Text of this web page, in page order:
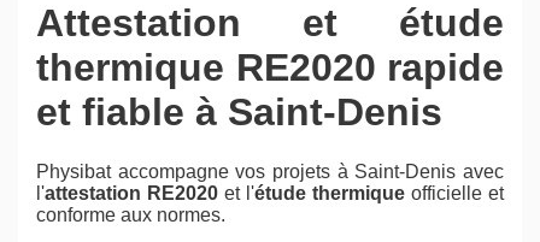
Attestation et étude
thermique RE2020 rapide
et fiable à Saint-Denis
Physibat accompagne vos projets à Saint-Denis avec
l'attestation RE2020 et l'étude thermique officielle et
conforme aux normes.